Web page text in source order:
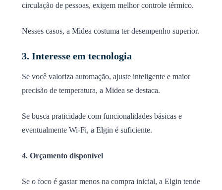
circulação de pessoas, exigem melhor controle térmico.
Nesses casos, a Midea costuma ter desempenho superior.
3. Interesse em tecnologia
Se você valoriza automação, ajuste inteligente e maior
precisão de temperatura, a Midea se destaca.
Se busca praticidade com funcionalidades básicas e
eventualmente Wi-Fi, a Elgin é suficiente.
4. Orçamento disponível
Se o foco é gastar menos na compra inicial, a Elgin tende